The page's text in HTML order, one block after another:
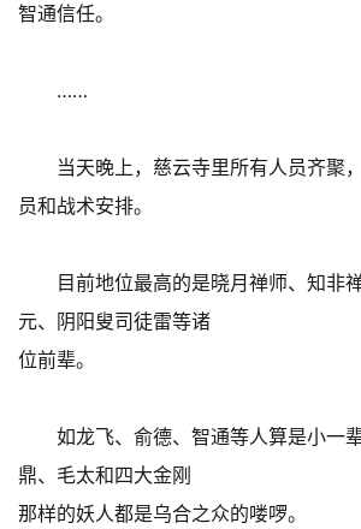
智通信任。
……
当天晚上，慈云寺里所有人员齐聚
员和战术安排。
目前地位最高的是晓月禅师、知非
元、阴阳叟司徒雷等诸
位前辈。
如龙飞、俞德、智通等人算是小一
鼎、毛太和四大金刚
那样的妖人都是乌合之众的喽啰。